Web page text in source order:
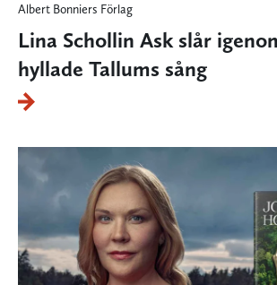
Albert Bonniers Förlag
Lina Schollin Ask slår
hyllade Tallums sång